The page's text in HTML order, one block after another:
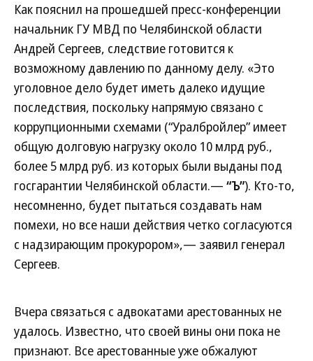
Как пояснил на прошедшей пресс-конференции
начальник ГУ МВД по Челябинской области
Андрей Сергеев, следствие готовится к
возможному давлению по данному делу. «Это
уголовное дело будет иметь далеко идущие
последствия, поскольку напрямую связано с
коррупционными схемами (“Уралбройлер” имеет
общую долговую нагрузку около 10 млрд руб.,
более 5 млрд руб. из которых были выданы под
госгарантии Челябинской области.— “Ъ”). Кто-то,
несомненно, будет пытаться создавать нам
помехи, но все наши действия четко согласуются
с надзирающим прокурором»,— заявил генерал
Сергеев.
Вчера связаться с адвокатами арестованных не
удалось. Известно, что своей вины они пока не
признают. Все арестованные уже обжалуют